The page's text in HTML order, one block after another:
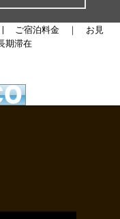
| ご宿泊料金 ｜ お見
期滞在